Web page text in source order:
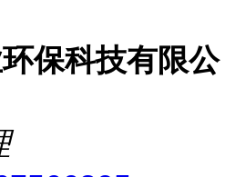
保科技有限公